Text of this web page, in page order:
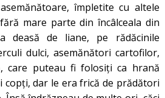
împletite cu altele
mare parte din încâlceala din
deasă de liane, pe rădăcinile
dulci, asemănători cartofilor,
care puteau fi folosiți ca hrană
copți, dar le era frică de prădători